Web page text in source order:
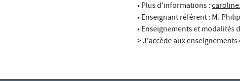
• Plus d'informations :
• Enseignant référent : M.
• Enseignements et modalités
> J'accède aux